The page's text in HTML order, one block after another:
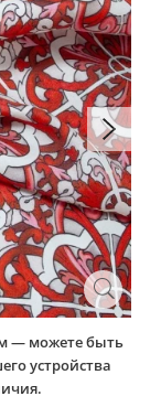
— можете быть
устройства